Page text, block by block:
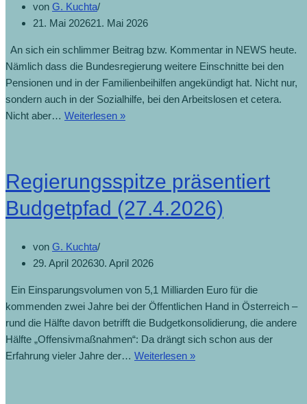
von G. Kuchta
21. Mai 202621. Mai 2026
An sich ein schlimmer Beitrag bzw. Kommentar in NEWS heute.
Nämlich dass die Bundesregierung weitere Einschnitte bei den
Pensionen und in der Familienbeihilfen angekündigt hat. Nicht nur,
sondern auch in der Sozialhilfe, bei den Arbeitslosen et cetera.
Nicht aber… Weiterlesen »
Regierungsspitze präsentiert
Budgetpfad (27.4.2026)
von G. Kuchta
29. April 202630. April 2026
Ein Einsparungsvolumen von 5,1 Milliarden Euro für die
kommenden zwei Jahre bei der Öffentlichen Hand in Österreich –
rund die Hälfte davon betrifft die Budgetkonsolidierung, die andere
Hälfte „Offensivmaßnahmen“: Da drängt sich schon aus der
Erfahrung vieler Jahre der… Weiterlesen »